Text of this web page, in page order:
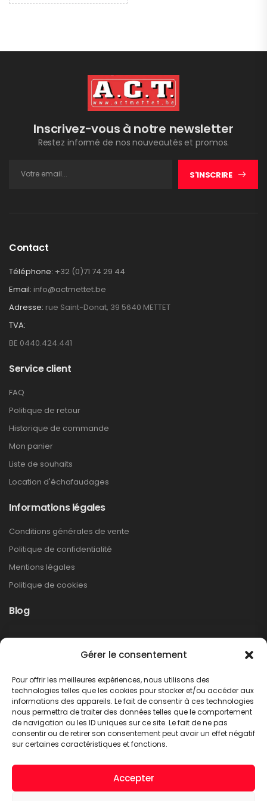
Gérer le consentement
Pour offrir les meilleures expériences, nous utilisons des
technologies telles que les cookies pour stocker et/ou accéder aux
informations des appareils. Le fait de consentir à ces technologies
nous permettra de traiter des données telles que le comportement
de navigation ou les ID uniques sur ce site. Le fait de ne pas
consentir ou de retirer son consentement peut avoir un effet négatif
sur certaines caractéristiques et fonctions.
Accepter
Inscrivez-vous à notre newsletter
Restez informé de nos nouveautés et promos.
S'INSCRIRE
Contact
Téléphone: +32 (0)71 74 29 44
Email: info@actmettet.be
Adresse: rue Saint-Donat, 39 5640 METTET
TVA:
BE 0440.424.441
Service client
FAQ
Politique de retour
Historique de commande
Mon panier
Liste de souhaits
Location d'échafaudages
Informations légales
Conditions générales de vente
Politique de confidentialité
Mentions légales
Politique de cookies
Blog
Non classé
LIRE PLUS